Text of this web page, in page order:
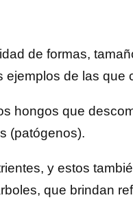
de formas,
de las que
hongos que
(patógenos).
y estos
que brindan